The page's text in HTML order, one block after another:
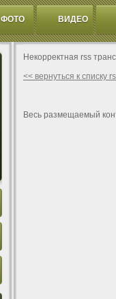
ФОТО ВИДЕО
Некорректная rss
<< вернуться к списку
Весь размещаемый